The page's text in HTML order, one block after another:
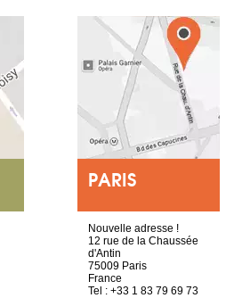
PARIS
Nouvelle adresse !
12 rue de la Chaussée
d'Antin
75009 Paris
France
Tel : +33 1 83 79 69 73